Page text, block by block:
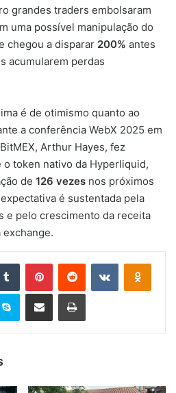
grandes traders embolsaram
uma possível manipulação do
chegou a disparar 200% antes
acumularem perdas
é de otimismo quanto ao
a conferência WebX 2025 em
Arthur Hayes, fez
token nativo da Hyperliquid,
de 126 vezes nos próximos
é sustentada pela
e pelo crescimento da receita
exchange.
Tumblr PinterestReddit VK OK
Skype Compartilhar via e-mail Imprimir